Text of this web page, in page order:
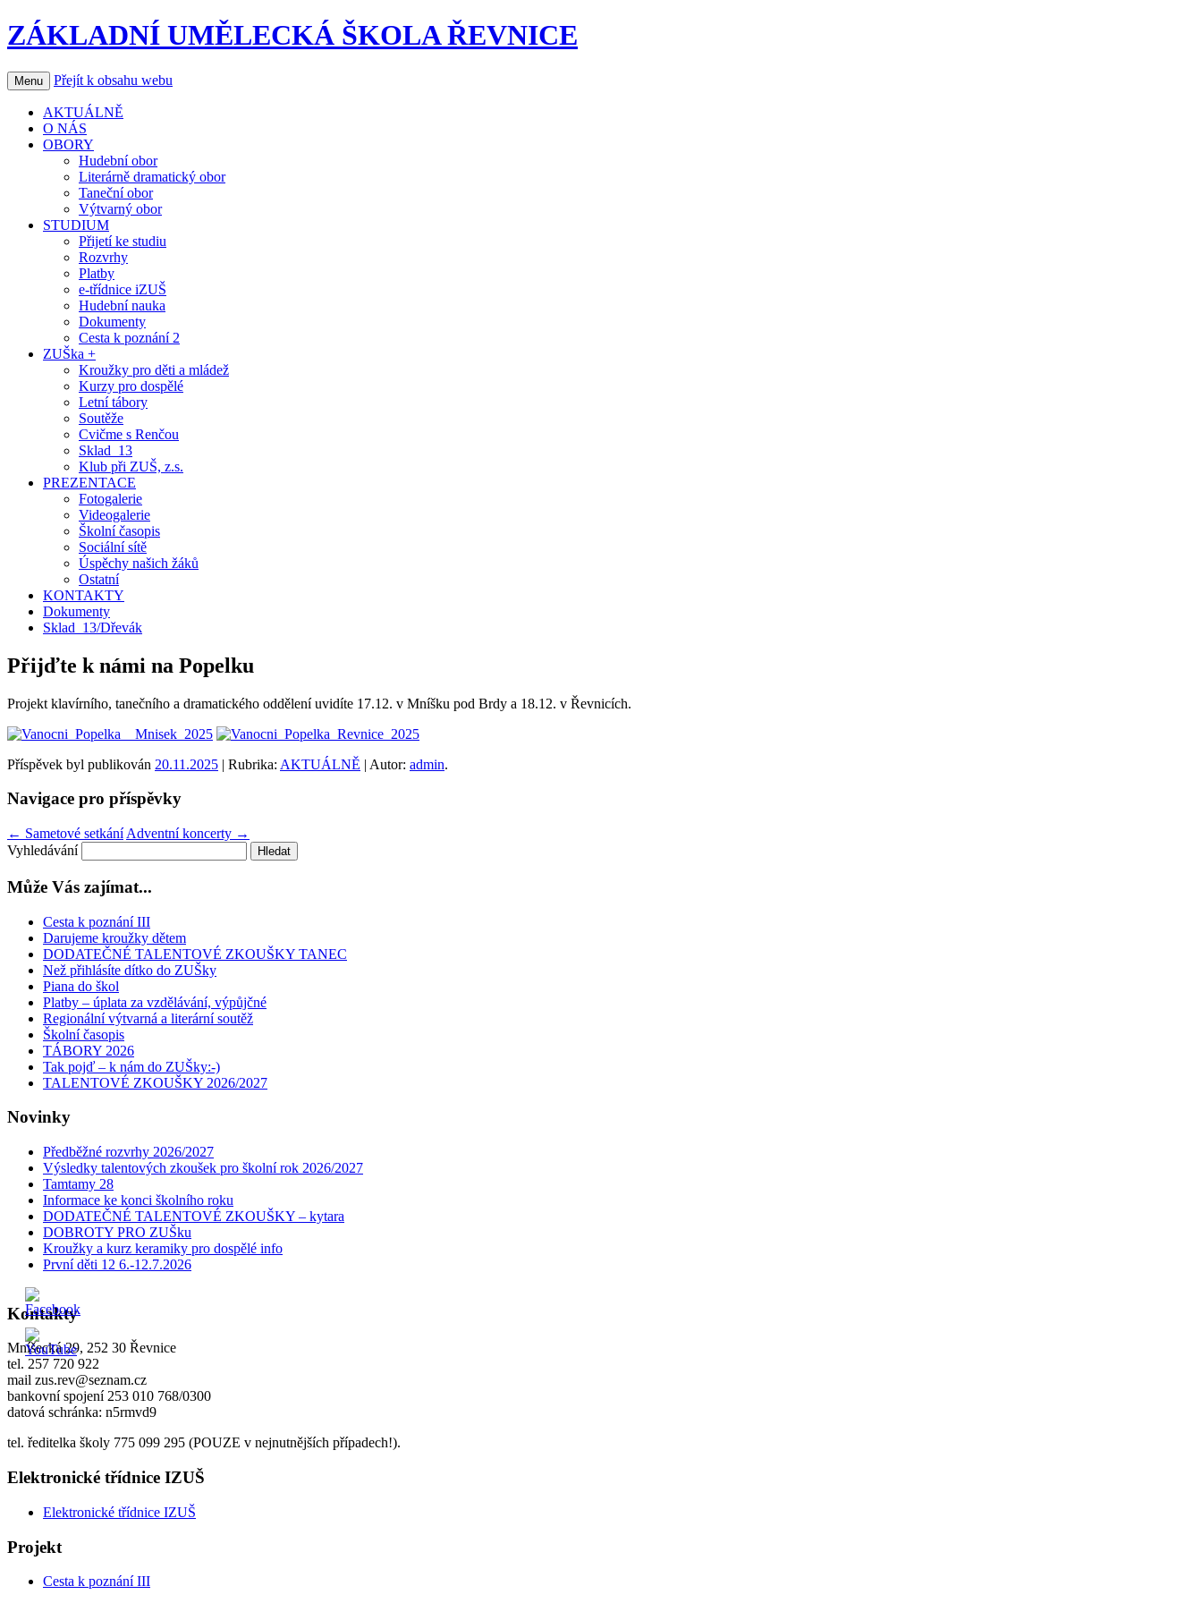
ZÁKLADNÍ UMĚLECKÁ ŠKOLA ŘEVNICE
Menu Přejít k obsahu webu
AKTUÁLNĚ
O NÁS
OBORY
Hudební obor
Literárně dramatický obor
Taneční obor
Výtvarný obor
STUDIUM
Přijetí ke studiu
Rozvrhy
Platby
e-třídnice iZUŠ
Hudební nauka
Dokumenty
Cesta k poznání 2
ZUŠka +
Kroužky pro děti a mládež
Kurzy pro dospělé
Letní tábory
Soutěže
Cvičme s Renčou
Sklad_13
Klub při ZUŠ, z.s.
PREZENTACE
Fotogalerie
Videogalerie
Školní časopis
Sociální sítě
Úspěchy našich žáků
Ostatní
KONTAKTY
Dokumenty
Sklad_13/Dřevák
Přijďte k námi na Popelku
Projekt klavírního, tanečního a dramatického oddělení uvidíte 17.12. v Mníšku pod Brdy a 18.12. v Řevnicích.
Příspěvek byl publikován 20.11.2025 | Rubrika: AKTUÁLNĚ | Autor: admin.
Navigace pro příspěvky
← Sametové setkání Adventní koncerty →
Vyhledávání
Může Vás zajímat...
Cesta k poznání III
Darujeme kroužky dětem
DODATEČNÉ TALENTOVÉ ZKOUŠKY TANEC
Než přihlásíte dítko do ZUŠky
Piana do škol
Platby – úplata za vzdělávání, výpůjčné
Regionální výtvarná a literární soutěž
Školní časopis
TÁBORY 2026
Tak pojď – k nám do ZUŠky:-)
TALENTOVÉ ZKOUŠKY 2026/2027
Novinky
Předběžné rozvrhy 2026/2027
Výsledky talentových zkoušek pro školní rok 2026/2027
Tamtamy 28
Informace ke konci školního roku
DODATEČNÉ TALENTOVÉ ZKOUŠKY – kytara
DOBROTY PRO ZUŠku
Kroužky a kurz keramiky pro dospělé info
První děti 12 6.-12.7.2026
Kontakty
Mníšecká 29, 252 30 Řevnice
tel. 257 720 922
mail zus.rev@seznam.cz
bankovní spojení 253 010 768/0300
datová schránka: n5rmvd9
tel. ředitelka školy 775 099 295 (POUZE v nejnutnějších případech!).
Elektronické třídnice IZUŠ
Elektronické třídnice IZUŠ
Projekt
Cesta k poznání III